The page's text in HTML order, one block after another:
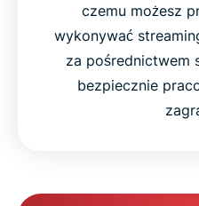
czemu możesz
wykonywać
za pośrednictwem
bezpiecznie